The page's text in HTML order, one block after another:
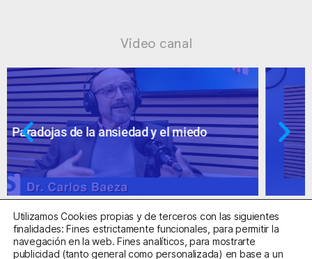
Vídeo canal
Ansiedad: supuestos cuestionables
Utilizamos Cookies propias y de terceros con las siguientes
finalidades: Fines estrictamente funcionales, para permitir la
navegación en la web. Fines analíticos, para mostrarte
publicidad (tanto general como personalizada) en base a un